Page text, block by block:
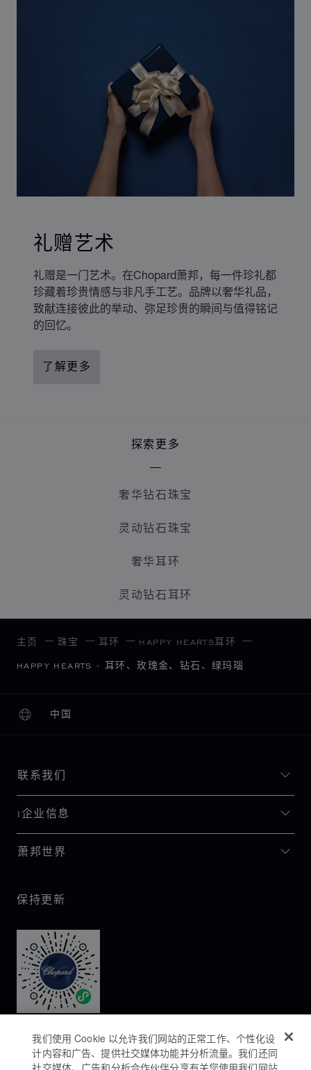
礼赠艺术
礼赠是一门艺术。在Chopard萧邦，每一件珍礼都
珍藏着珍贵情感与非凡手工艺。品牌以奢华礼品，
致献连接彼此的举动、弥足珍贵的瞬间与值得铭记
的回忆。
了解更多
探索更多
奢华钻石珠宝
灵动钻石珠宝
奢华耳环
灵动钻石耳环
主页 珠宝 耳环 HAPPY HEARTS耳环
HAPPY HEARTS - 耳环、玫瑰金、钻石、绿玛瑙
中国
本地化（更改国家/地区）
更改国家/地区
联系我们
I企业信息
萧邦世界
保持更新
我们使用 Cookie 以允许我们网站的正常工作、个性化设
计内容和广告、提供社交媒体功能并分析流量。我们还同
社交媒体、广告和分析合作伙伴分享有关您使用我们网站